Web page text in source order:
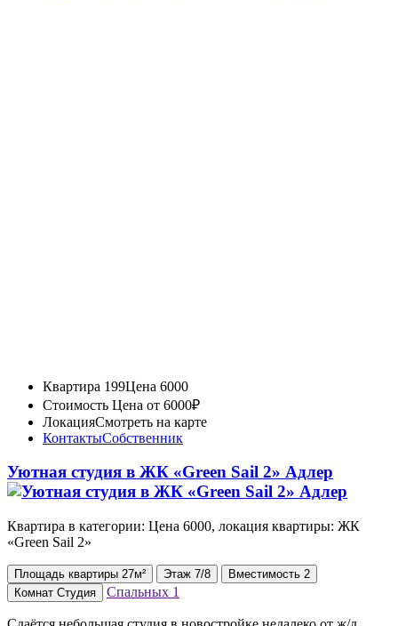
Квартира 199Цена 6000
Стоимость Цена от 6000₽
ЛокацияСмотреть на карте
КонтактыСобственник
Уютная студия в ЖК «Green Sail 2» Адлер
Квартира в категории: Цена 6000, локация квартиры: ЖК
«Green Sail 2»
Площадь квартиры 27м² Этаж 7/8 Вместимость 2
Комнат Студия Спальных 1